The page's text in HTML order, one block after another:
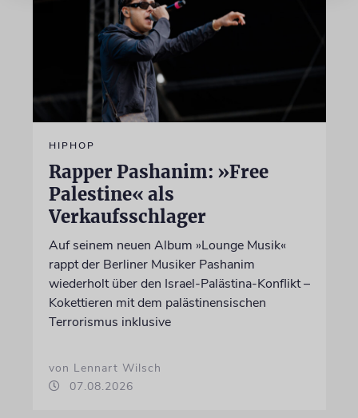
HIPHOP
Rapper Pashanim: »Free
Palestine« als
Verkaufsschlager
Auf seinem neuen Album »Lounge Musik«
rappt der Berliner Musiker Pashanim
wiederholt über den Israel-Palästina-Konflikt –
Kokettieren mit dem palästinensischen
Terrorismus inklusive
von Lennart Wilsch
07.08.2026